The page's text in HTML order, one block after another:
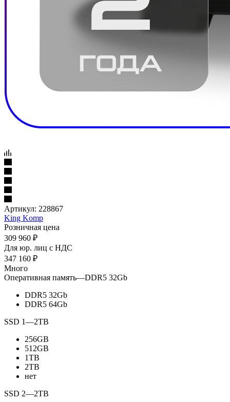
Артикул: 228867
King Komp
Розничная цена
309 960 ₽
Для юр. лиц c НДС
347 160 ₽
Много
Оперативная память—DDR5 32Gb
DDR5 32Gb
DDR5 64Gb
SSD 1—2TB
256GB
512GB
1TB
2TB
нет
SSD 2—2TB